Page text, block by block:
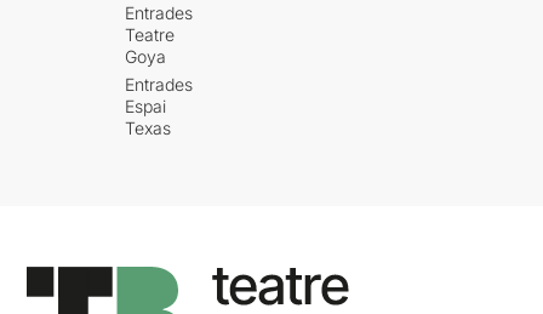
Entrades
Teatre
Goya
Entrades
Espai
Texas